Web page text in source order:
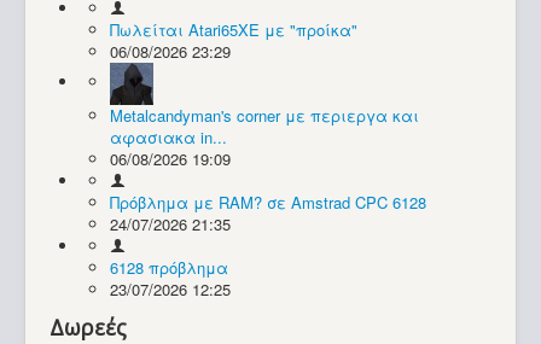
Πωλείται Atari65XE με "προίκα"
06/08/2026 23:29
Metalcandyman's corner με περιεργα και
αφασιακα in...
06/08/2026 19:09
Πρόβλημα με RAM? σε Amstrad CPC 6128
24/07/2026 21:35
6128 πρόβλημα
23/07/2026 12:25
Δωρεές